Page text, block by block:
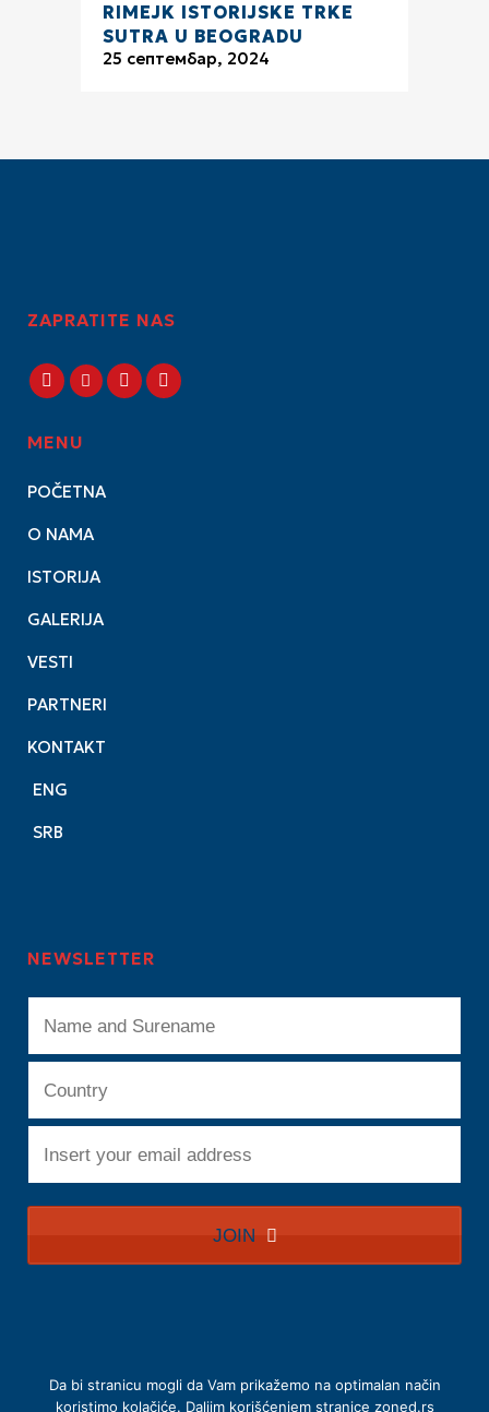
RIMEJK ISTORIJSKE TRKE
SUTRA U BEOGRADU
25 септембар, 2024
ZAPRATITE NAS
MENU
POČETNA
O NAMA
ISTORIJA
GALERIJA
VESTI
PARTNERI
KONTAKT
ENG
SRB
NEWSLETTER
JOIN
POLITIKA PRIVATNOSTI
Da bi stranicu mogli da Vam prikažemo na optimalan način
koristimo kolačiće. Daljim korišćenjem stranice zoned.rs